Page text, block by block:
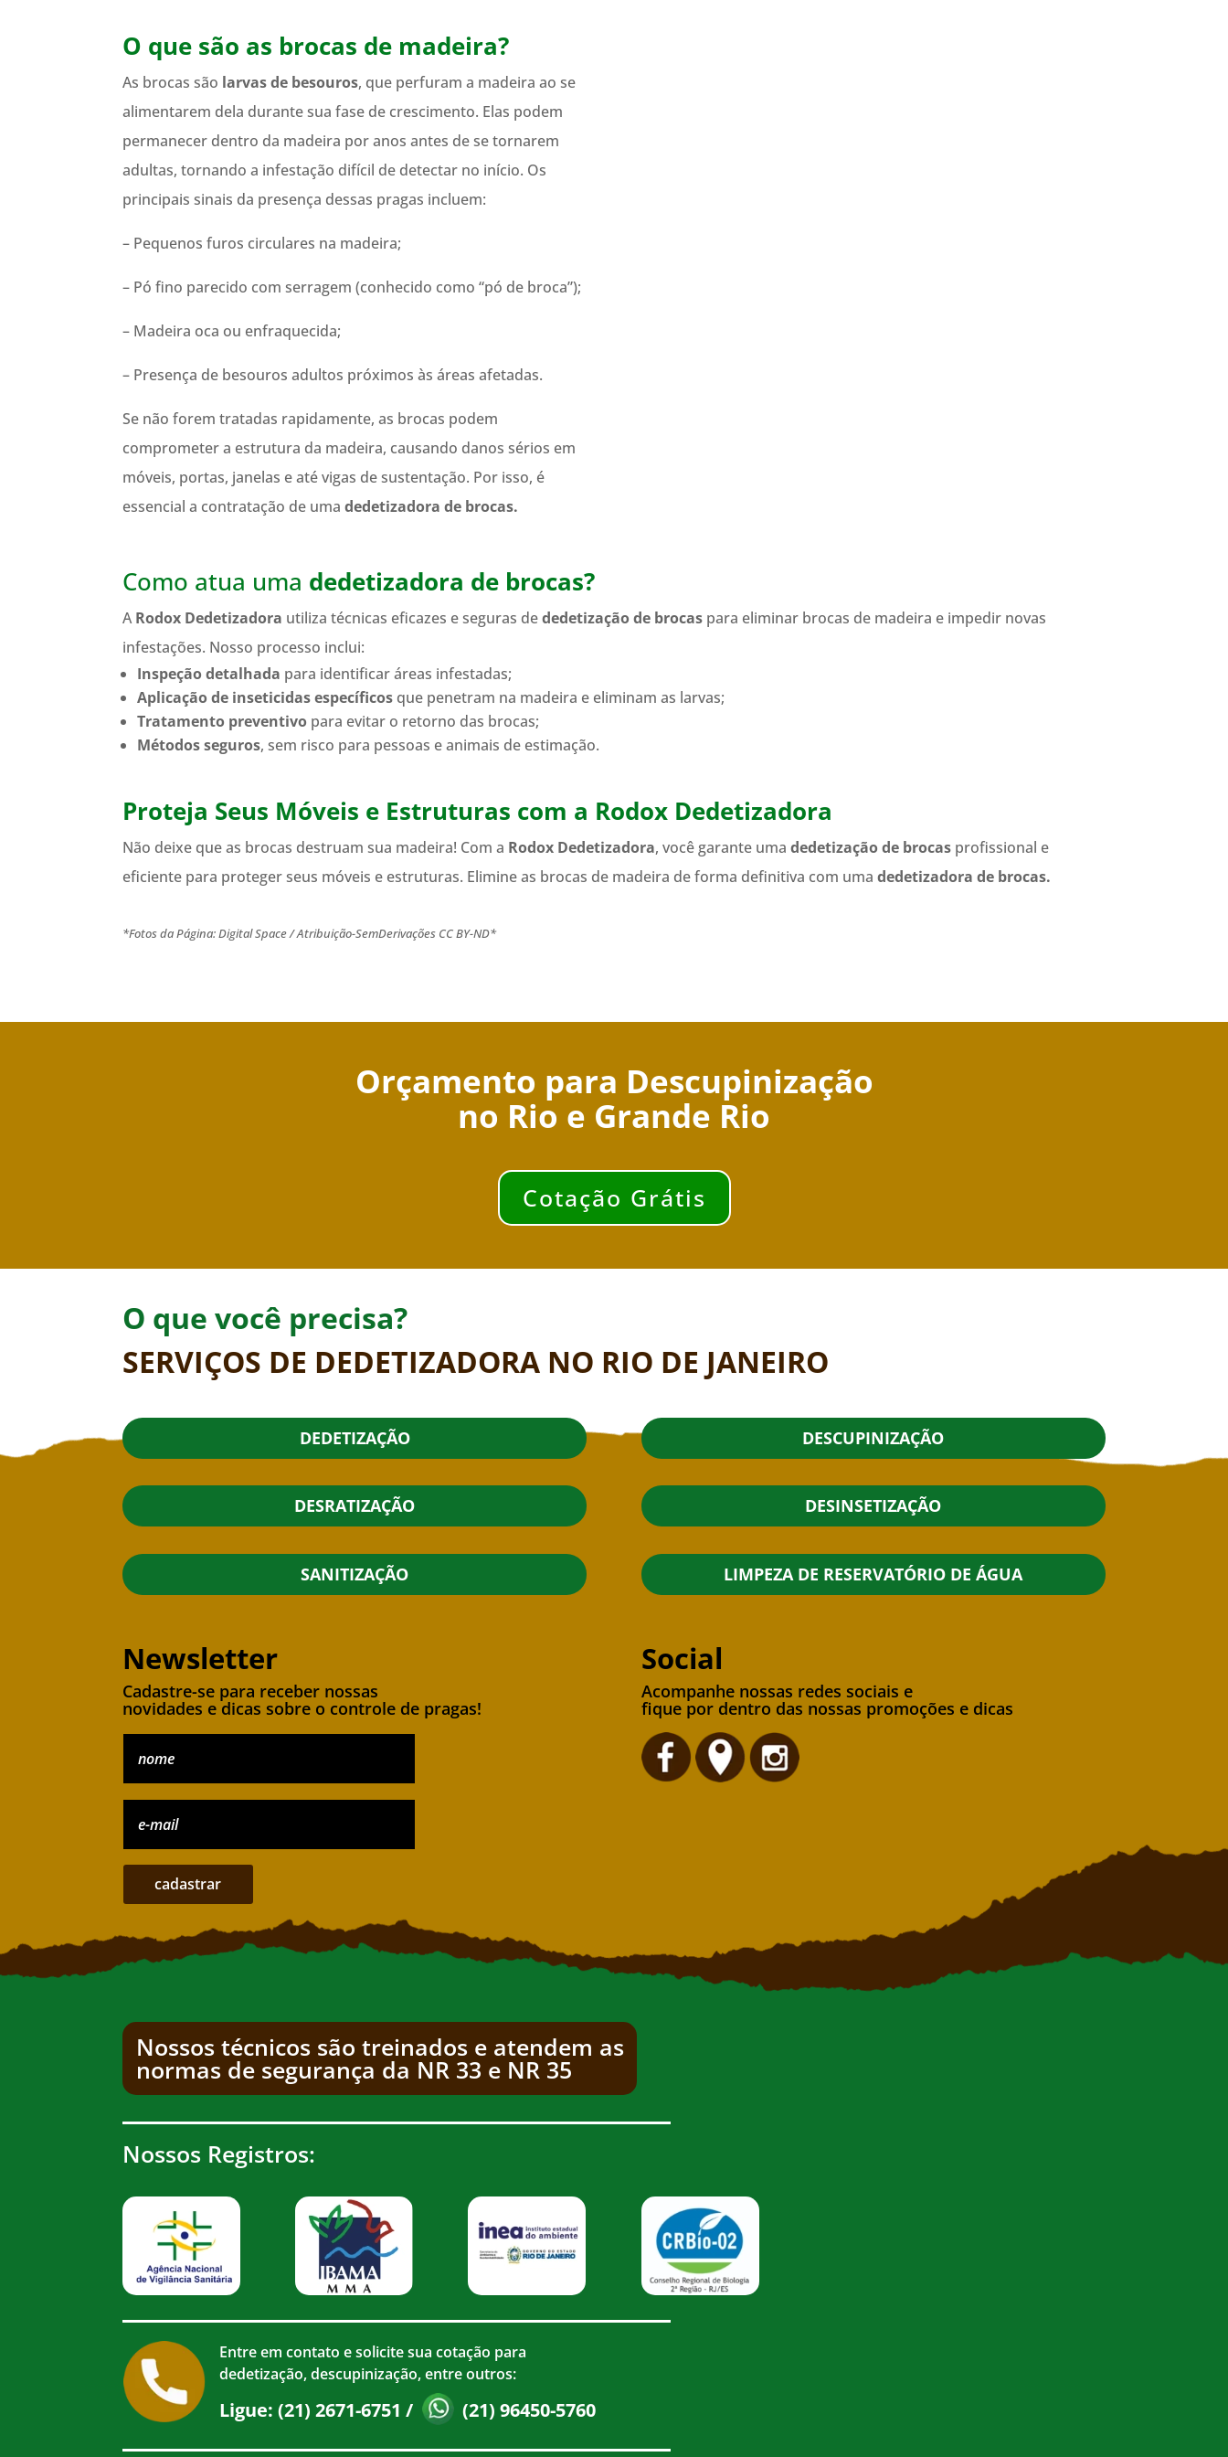
O que são as brocas de madeira?
As brocas são larvas de besouros, que perfuram a madeira ao se
alimentarem dela durante sua fase de crescimento. Elas podem
permanecer dentro da madeira por anos antes de se tornarem
adultas, tornando a infestação difícil de detectar no início. Os
principais sinais da presença dessas pragas incluem:
– Pequenos furos circulares na madeira;
– Pó fino parecido com serragem (conhecido como “pó de broca”);
– Madeira oca ou enfraquecida;
– Presença de besouros adultos próximos às áreas afetadas.
Se não forem tratadas rapidamente, as brocas podem
comprometer a estrutura da madeira, causando danos sérios em
móveis, portas, janelas e até vigas de sustentação. Por isso, é
essencial a contratação de umadedetizadora de brocas.
Como atua uma dedetizadora de brocas?
ARodox Dedetizadora utiliza técnicas eficazes e seguras dededetização de brocas para eliminar brocas de madeira e impedir novas
infestações. Nosso processo inclui:
Inspeção detalhada para identificar áreas infestadas;
Aplicação de inseticidas específicos que penetram na madeira e eliminam as larvas;
Tratamento preventivo para evitar o retorno das brocas;
Métodos seguros, sem risco para pessoas e animais de estimação.
Proteja Seus Móveis e Estruturas com a Rodox Dedetizadora
Não deixe que as brocas destruam sua madeira! Com a Rodox Dedetizadora, você garante umadedetização de brocas profissional e
eficiente para proteger seus móveis e estruturas. Elimine as brocas de madeira de forma definitiva com uma dedetizadora de brocas.
*Fotos da Página: Digital Space / Atribuição-SemDerivações CC BY-ND*
Orçamento para Descupinização
no Rio e Grande Rio
Cotação Grátis
O que você precisa?
SERVIÇOS DE DEDETIZADORA NO RIO DE JANEIRO
DEDETIZAÇÃO
DESRATIZAÇÃO
SANITIZAÇÃO
DESCUPINIZAÇÃO
DESINSETIZAÇÃO
LIMPEZA DE RESERVATÓRIO DE ÁGUA
Newsletter
Cadastre-se para receber nossas
novidades e dicas sobre o controle de pragas!
cadastrar
Social
Acompanhe nossas redes sociais e
fique por dentro das nossas promoções e dicas
Nossos técnicos são treinados e atendem as
normas de segurança da NR 33 e NR 35
Nossos Registros:
Entre em contato e solicite sua cotação para
dedetização, descupinização, entre outros:
Ligue: (21) 2671-6751 / (21) 96450-5760